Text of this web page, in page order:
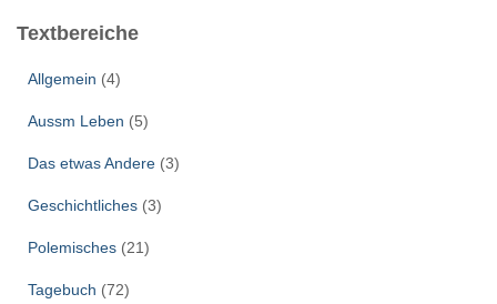
Textbereiche
Allgemein (4)
Aussm Leben (5)
Das etwas Andere (3)
Geschichtliches (3)
Polemisches (21)
Tagebuch (72)